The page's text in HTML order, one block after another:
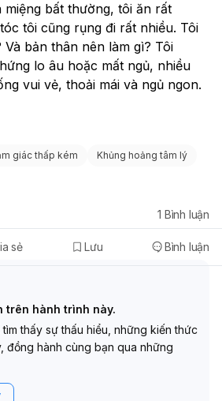
miệng bất thường, tôi ăn rất
tôi cũng rụng đi rất nhiều. Tôi
bản thân nên làm gì? Tôi
lo âu hoặc mất ngủ, nhiều
vui vẻ, thoải mái và ngủ ngon.
giác thấp kém
Khủng hoảng tâm lý
sẻ Lưu Bình luận
1 Bình luận
trên hành trình này.
thấy sự thấu hiểu, những kiến thức
đồng hành cùng bạn qua những